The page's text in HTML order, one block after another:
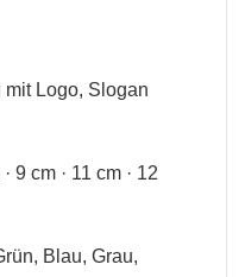
Logo, Slogan
9 cm · 11 cm · 12
Blau, Grau,